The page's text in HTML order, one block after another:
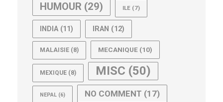
HUMOUR (29) ILE (7)
INDIA (11) IRAN (12)
MALAISIE (8) MECANIQUE (10)
MEXIQUE (8) MISC (50)
NEPAL (6) NO COMMENT (17)